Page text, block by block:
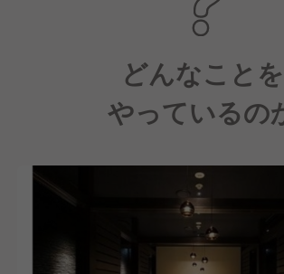
どんなことを
やっているの